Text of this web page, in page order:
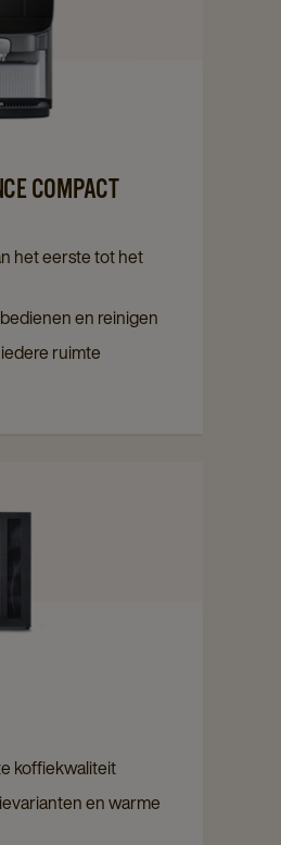
COMPACT
het eerste tot het
en reinigen
ruimte
koffiekwaliteit
en warme